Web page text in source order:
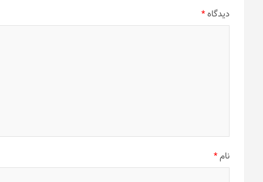
دیدگاه*
نام*